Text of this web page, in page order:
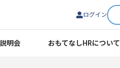
ログイン
明会 おもてなしHRについて